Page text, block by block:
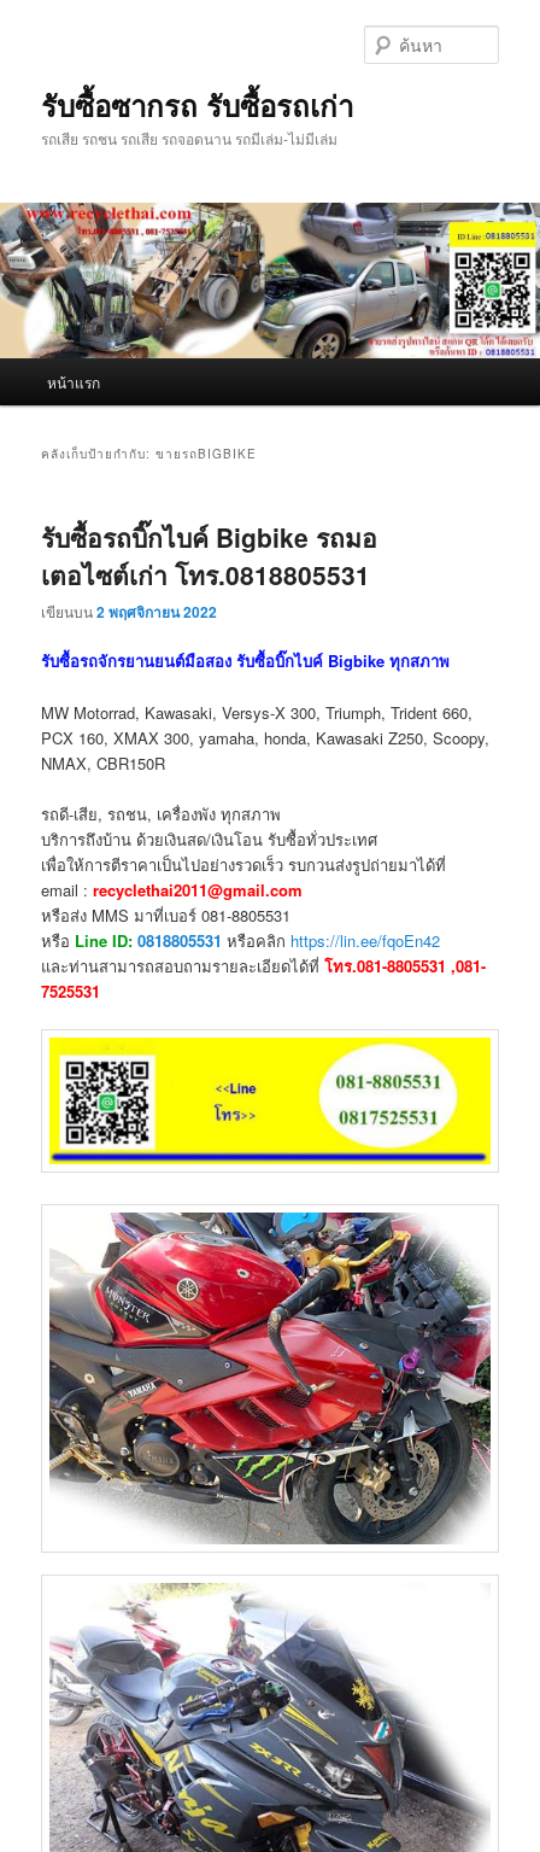
รับซื้อซากรถ รับซื้อรถเก่า
รถเสีย รถชน รถเสีย รถจอดนาน รถมีเล่ม-ไม่มีเล่ม
หน้าแรก
คลังเก็บป้ายกำกับ:ขายรถBIGBIKE
รับซื้อรถบิ๊กไบค์ Bigbike รถมอ
เตอไซต์เก่า โทร.0818805531
เขียนบน2 พฤศจิกายน 2022
รับซื้อรถจักรยานยนต์มือสอง รับซื้อบิ๊กไบค์ Bigbike ทุกสภาพ
MW Motorrad, Kawasaki, Versys-X 300, Triumph, Trident 660,
PCX 160, XMAX 300, yamaha, honda, Kawasaki Z250, Scoopy,
NMAX, CBR150R
รถดี-เสีย, รถชน, เครื่องพัง ทุกสภาพ
บริการถึงบ้าน ด้วยเงินสด/เงินโอน รับซื้อทั่วประเทศ
เพื่อให้การตีราคาเป็นไปอย่างรวดเร็ว รบกวนส่งรูปถ่ายมาได้ที่
email : recyclethai2011@gmail.com
หรือส่ง MMS มาที่เบอร์ 081-8805531
หรือ Line ID:0818805531 หรือคลิก https://lin.ee/fqoEn42
และท่านสามารถสอบถามรายละเอียดได้ที่โทร.081-8805531 ,081-
7525531